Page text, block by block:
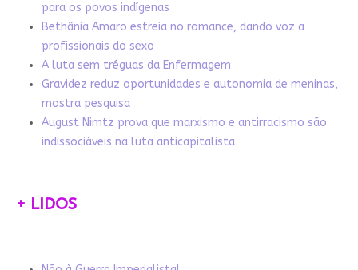
para os povos indígenas
Bethânia Amaro estreia no romance, dando voz a
profissionais do sexo
A luta sem tréguas da Enfermagem
Gravidez reduz oportunidades e autonomia de meninas,
mostra pesquisa
August Nimtz prova que marxismo e antirracismo são
indissociáveis na luta anticapitalista
+ LIDOS